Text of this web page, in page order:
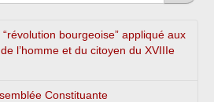
bourgeoise” appliqué aux
l’homme et du citoyen du XVIIIe
Constituante